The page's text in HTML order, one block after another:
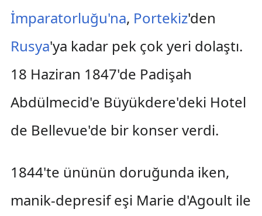
İmparatorluğu'na, Portekiz'den
Rusya'ya kadar pek çok yeri dolaştı.
18 Haziran 1847'de Padişah
Abdülmecid'e Büyükdere'deki Hotel
de Bellevue'de bir konser verdi.
1844'te ününün doruğunda iken,
manik-depresif eşi Marie d'Agoult ile